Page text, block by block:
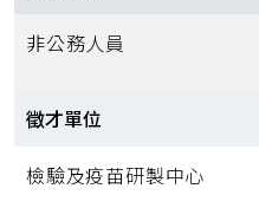
非公務人員
徵才單位
檢驗及疫苗研製中心